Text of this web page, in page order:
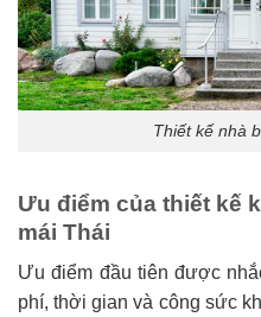
Thiết kế nhà
Ưu điểm của thiết kế
mái Thái
Ưu điểm đầu tiên được
phí, thời gian và công sức